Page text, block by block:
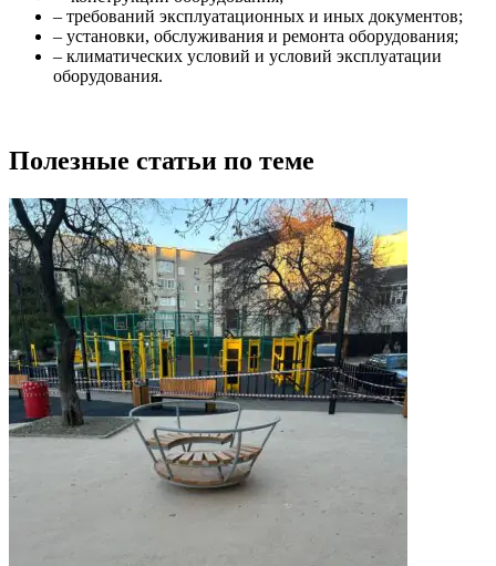
– требований эксплуатационных и иных документов;
– установки, обслуживания и ремонта оборудования;
– климатических условий и условий эксплуатации
оборудования.
Полезные статьи по теме